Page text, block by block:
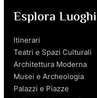
Esplora Luoghi
Itinerari
Teatri e Spazi Culturali
Architettura Moderna
Musei e Archeologia
Palazzi e Piazze